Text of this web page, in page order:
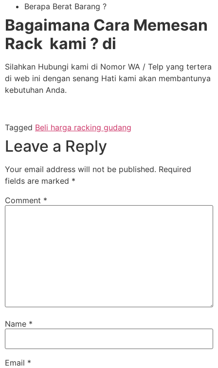
Berapa Berat Barang ?
Bagaimana Cara Memesan
Rack kami ? di
Silahkan Hubungi kami di Nomor WA / Telp yang tertera
di web ini dengan senang Hati kami akan membantunya
kebutuhan Anda.
Tagged Beli harga racking gudang
Leave a Reply
Your email address will not be published. Required
fields are marked *
Comment *
Name *
Email *